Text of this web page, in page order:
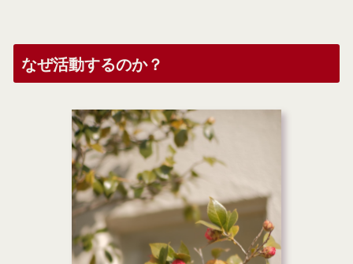
なぜ活動するのか？